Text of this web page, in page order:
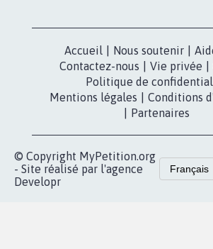
Accueil Nous soutenir
Contactez-nous
Vie privée
Politique de
Mentions légales
Conditions
Partenaires
© Copyright MyPetition.org
- Site réalisé par l'agence
Developr